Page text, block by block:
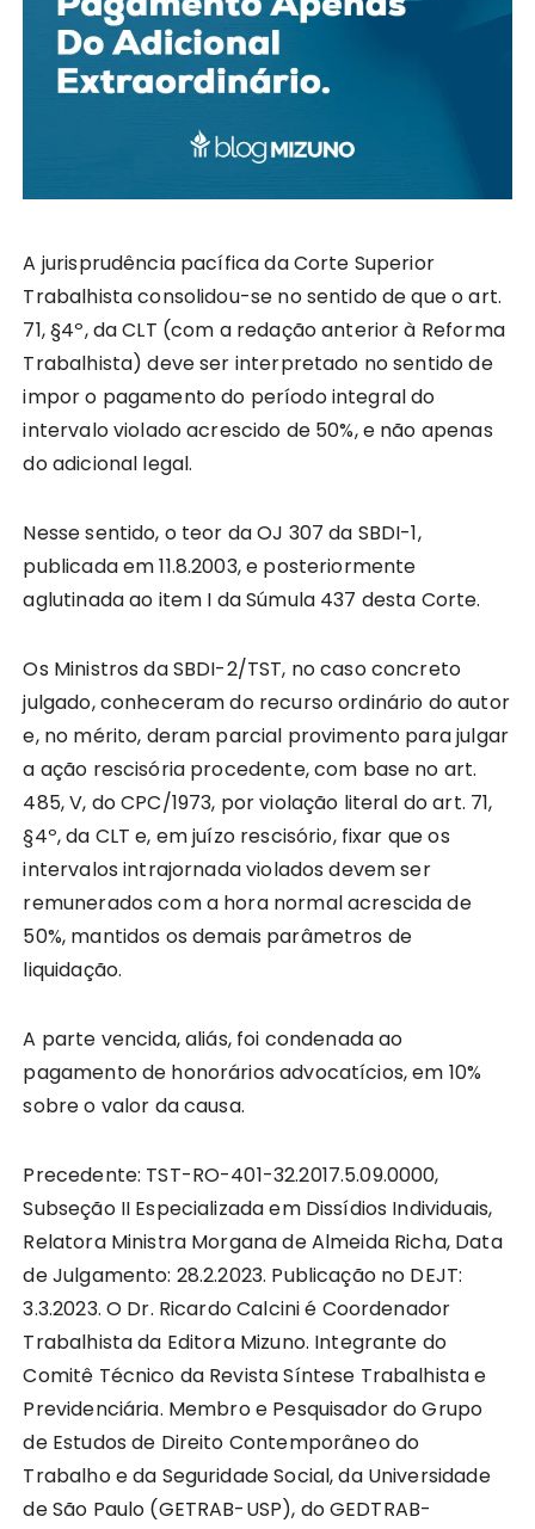
A jurisprudência pacífica da Corte Superior
Trabalhista consolidou-se no sentido de que o art.
71, §4º, da CLT (com a redação anterior à Reforma
Trabalhista) deve ser interpretado no sentido de
impor o pagamento do período integral do
intervalo violado acrescido de 50%, e não apenas
do adicional legal.
Nesse sentido, o teor da OJ 307 da SBDI-1,
publicada em 11.8.2003, e posteriormente
aglutinada ao item I da Súmula 437 desta Corte.
Os Ministros da SBDI-2/TST, no caso concreto
julgado, conheceram do recurso ordinário do autor
e, no mérito, deram parcial provimento para julgar
a ação rescisória procedente, com base no art.
485, V, do CPC/1973, por violação literal do art. 71,
§4º, da CLT e, em juízo rescisório, fixar que os
intervalos intrajornada violados devem ser
remunerados com a hora normal acrescida de
50%, mantidos os demais parâmetros de
liquidação.
A parte vencida, aliás, foi condenada ao
pagamento de honorários advocatícios, em 10%
sobre o valor da causa.
Precedente: TST-RO-401-32.2017.5.09.0000,
Subseção II Especializada em Dissídios Individuais,
Relatora Ministra Morgana de Almeida Richa, Data
de Julgamento: 28.2.2023. Publicação no DEJT:
3.3.2023. O Dr. Ricardo Calcini é Coordenador
Trabalhista da Editora Mizuno. Integrante do
Comitê Técnico da Revista Síntese Trabalhista e
Previdenciária. Membro e Pesquisador do Grupo
de Estudos de Direito Contemporâneo do
Trabalho e da Seguridade Social, da Universidade
de São Paulo (GETRAB-USP), do GEDTRAB-